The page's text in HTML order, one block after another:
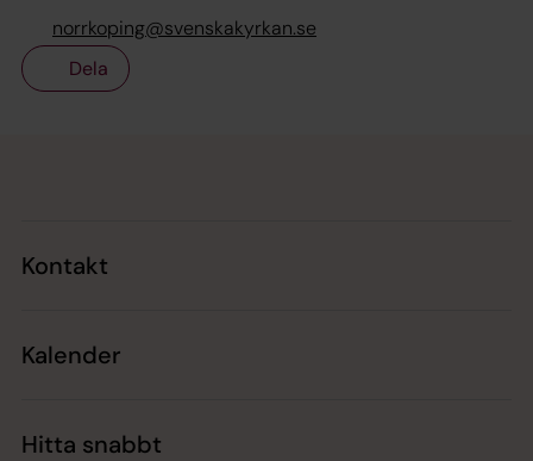
norrkoping@svenskakyrkan.se
Dela
Kontakt
Kalender
Hitta snabbt